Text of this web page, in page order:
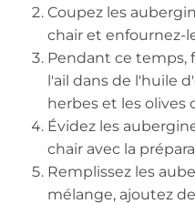
Coupez les
chair et enfournez-
Pendant ce temps,
l'ail dans de l'huile
herbes et les olives
Évidez les
chair avec la
Remplissez les
mélange, ajoutez